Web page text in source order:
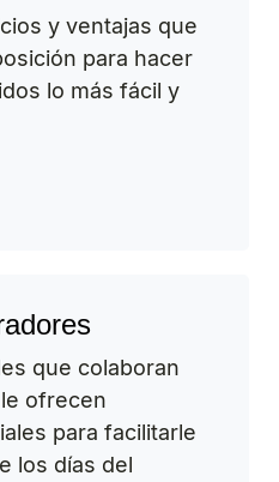
y ventajas que
para hacer
lo más fácil y
que colaboran
ofrecen
para facilitarle
los días del